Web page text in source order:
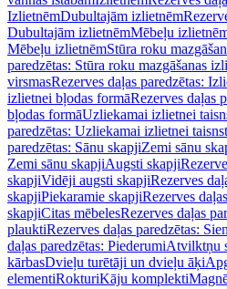
IzlietnēmDubultajām izlietnēm
Dubultajām izlietnēmMēbeļu
Mēbeļu izlietnēmStūra roku
paredzētas: Stūra roku mazgāšanas
virsmasRezerves daļas paredzētas:
izlietnei bļodas formāRezerves daļas
bļodas formāUzliekamai izlietnei
paredzētas: Uzliekamai izlietnei
paredzētas: Sānu skapjiZemi sānu
Zemi sānu skapjiAugsti skapji
skapjiVidēji augsti skapjiRezerves
skapjiPiekaramie skapjiRezerves
skapjiCitas mēbelesRezerves daļas
plauktiRezerves daļas paredzētas:
daļas paredzētas: PiederumiAtvilktņu
kārbasDvieļu turētāji un dvieļu āķi
elementiRokturiKāju komplekti